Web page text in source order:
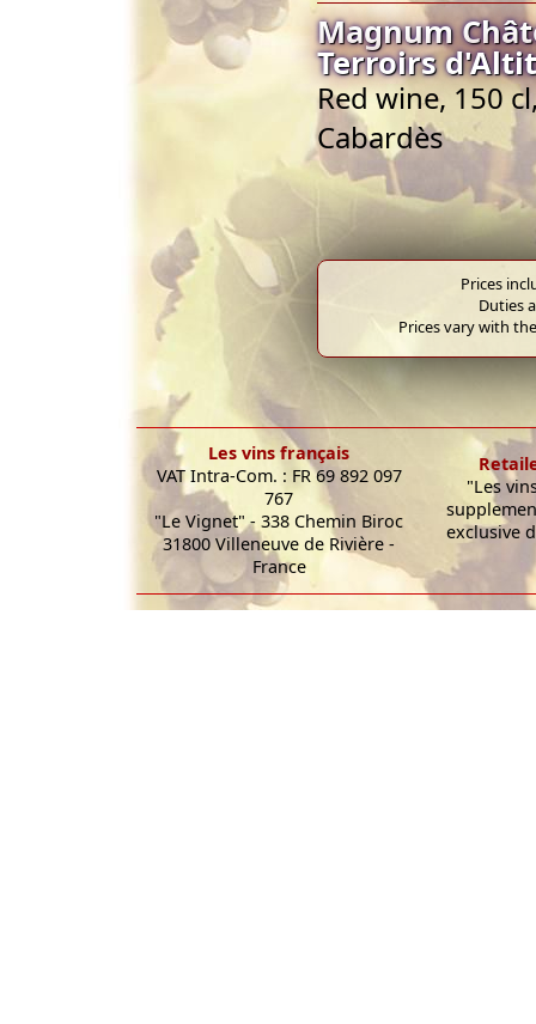
Magnum
Terroirs
Red wine, 150
Cabardès
Prices
Duties
Prices vary with
Les vins français
VAT Intra-Com. : FR 69 892 097
767
"Le Vignet" - 338 Chemin Biroc
31800 Villeneuve de Rivière -
France
"Les
exclusive